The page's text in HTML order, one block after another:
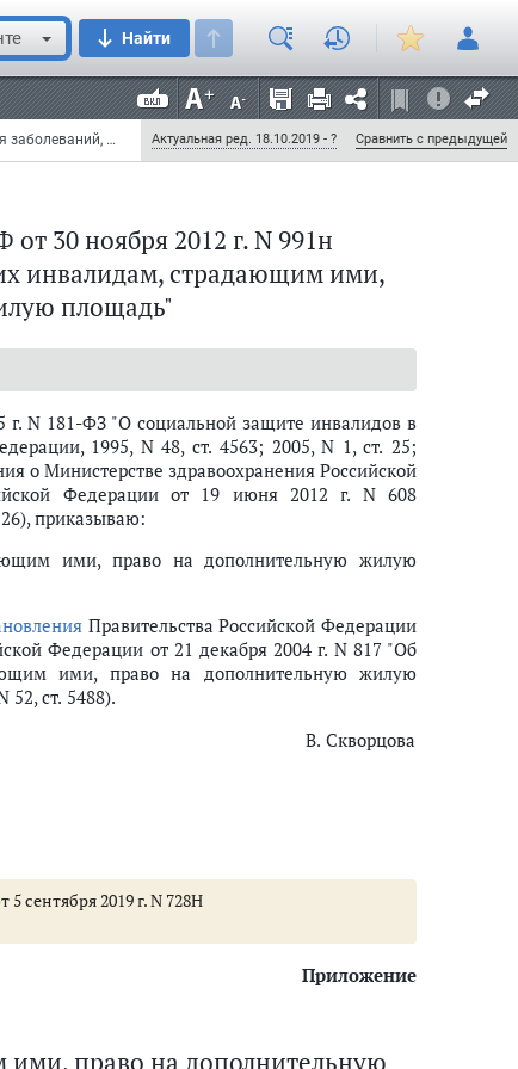
Найти
Приказ Министерства здравоохранения РФ от 30 ноября 2012 г. N 991н "Об утверждении перечня заболеваний, дающих инвалидам, страдающим ими, право на дополнительную жилую площадь" (с изменениями и дополнениями) Актуальная ред. 18.10.2019 - ? Сравнить с предыдущей
30 ноября 2012 г. N 991н
инвалидам, страдающим ими,
площадь"
г. N 181-ФЗ "О социальной защите инвалидов в
1995, N 48, ст. 4563; 2005, N 1, ст. 25;
о Министерстве здравоохранения Российской
Федерации от 19 июня 2012 г. N 608
приказываю:
ими, право на дополнительную жилую
Правительства Российской Федерации
Федерации от 21 декабря 2004 г. N 817 "Об
ими, право на дополнительную жилую
52, ст. 5488).
В. Скворцова
сентября 2019 г. N 728Н
Приложение
право на дополнительную